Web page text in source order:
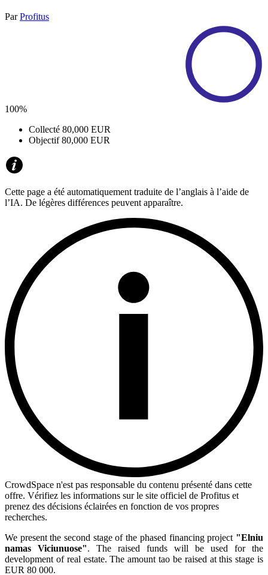
Par Profitus
100%
Collecté 80,000 EUR
Objectif 80,000 EUR
Cette page a été automatiquement traduite de l’anglais à l’aide de
l’IA. De légères différences peuvent apparaître.
CrowdSpace n'est pas responsable du contenu présenté dans cette
offre. Vérifiez les informations sur le site officiel de Profitus et
prenez des décisions éclairées en fonction de vos propres
recherches.
We present the second stage of the phased financing project "Elniu
namas Viciunuose". The raised funds will be used for the
development of real estate. The amount tao be raised at this stage is
EUR 80 000.